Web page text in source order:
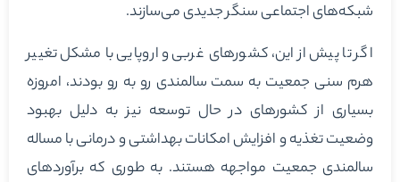
شبکه‌های اجتماعی سنگر جدیدی می‌سازند.
اگر تا پیش از این، کشورهای غربی و اروپایی با مشکل تغییر
هرم سنی جمعیت به سمت سالمندی رو به رو بودند، امروزه
بسیاری از کشورهای در حال توسعه نیز به دلیل بهبود
وضعیت تغذیه و افزایش امکانات بهداشتی و درمانی با مساله
سالمندی جمعیت مواجهه هستند. به طوری که برآوردهای